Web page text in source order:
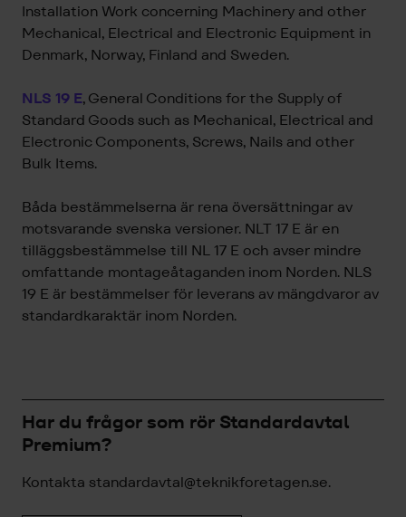
Installation Work concerning Machinery and other
Mechanical, Electrical and Electronic Equipment in
Denmark, Norway, Finland and Sweden.
NLS 19 E, General Conditions for the Supply of
Standard Goods such as Mechanical, Electrical and
Electronic Components, Screws, Nails and other
Bulk Items.
Båda bestämmelserna är rena översättningar av
motsvarande svenska versioner. NLT 17 E är en
tilläggsbestämmelse till NL 17 E och avser mindre
omfattande montageåtaganden inom Norden. NLS
19 E är bestämmelser för leverans av mängdvaror av
standardkaraktär inom Norden.
Har du frågor som rör Standardavtal
Premium?
Kontakta standardavtal@teknikforetagen.se.